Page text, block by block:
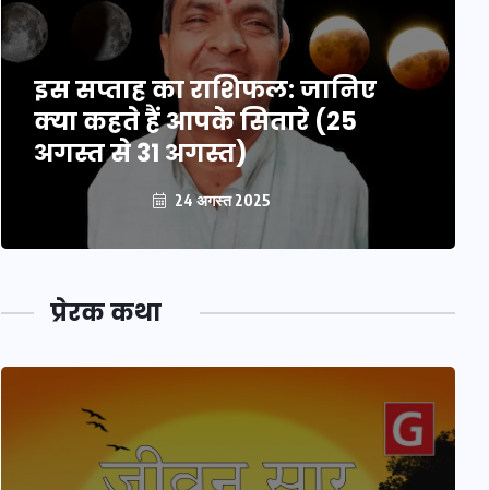
इस सप्ताह का राशिफल: जानिए
क्या कहते हैं आपके सितारे (25
अगस्त से 31 अगस्त)
24 अगस्त 2025
प्रेरक कथा